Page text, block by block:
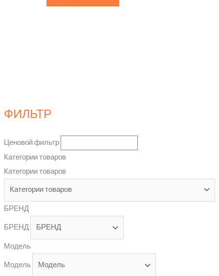
ФИЛЬТР
Ценовой фильтр
Категории товаров
Категории товаров
БРЕНД
БРЕНД
Модель
Модель